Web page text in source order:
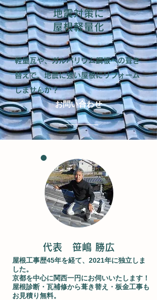
地震対策に
屋根軽量化
軽量瓦や、ガルバリウム鋼板への葺き
替えで、地震に強い屋根にリフォーム
しませんか？
お問い合わせ
代表 笹嶋 勝広
屋根工事歴45年を経て、2021年に独立しま
した。
京都を中心に関西一円にお伺いいたします！
屋根診断・瓦補修から葺き替え・板金工事も
お見積り無料。